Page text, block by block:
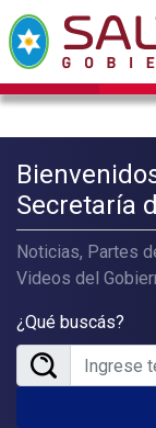
Secretaría
Noticias, Partes
Videos del
¿Qué buscás?